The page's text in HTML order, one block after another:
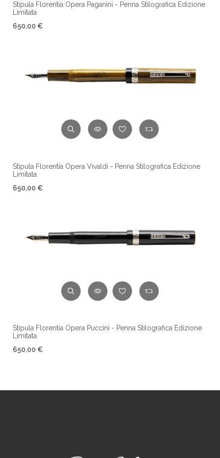
Stipula Florentia Opera Paganini - Penna Stilografica Edizione
Limitata
650,00 €
Stipula Florentia Opera Vivaldi - Penna Stilografica Edizione
Limitata
650,00 €
Stipula Florentia Opera Puccini - Penna Stilografica Edizione
Limitata
650,00 €